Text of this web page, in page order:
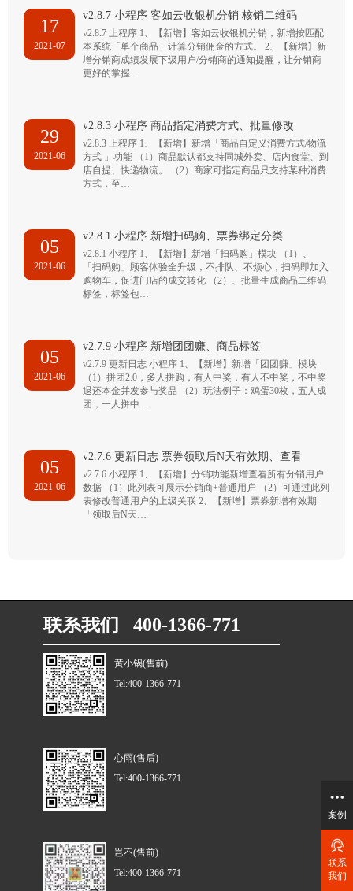
17
2021-07
v2.8.7 小程序 客如云收银机分销 核销二维码
v2.8.7 上程序 1、【新增】客如云收银机分销，新增按匹配
本系统「单个商品」计算分销佣金的方式。 2、【新增】新
增分销商成绩发展下级用户/分销商的通知提醒，让分销商
更好的掌握…
29
2021-06
v2.8.3 小程序 商品指定消费方式、批量修改
v2.8.3 上程序 1、【新增】新增「商品自定义消费方式/物流
方式 」功能 （1）商品默认都支持同城外卖、店内食堂、到
店自提、快递物流。 （2）商家可指定商品只支持某种消费
方式，至…
05
2021-06
v2.8.1 小程序 新增扫码购、票券绑定分类
v2.8.1 小程序 1、【新增】新增「扫码购」模块 （1）、
「扫码购」顾客体验全升级，不排队、不烦心，扫码即加入
购物车，促进门店的成交转化 （2）、批量生成商品二维码
标签，标签包…
05
2021-06
v2.7.9 小程序 新增团团赚、商品标签
v2.7.9 更新日志 小程序 1、【新增】新增「团团赚」模块
（1）拼团2.0，多人拼购，有人中奖，有人不中奖，不中奖
退还本金并发参与奖品 （2）玩法例子：鸡蛋30枚，五人成
团，一人拼中…
05
2021-06
v2.7.6 更新日志 票券领取后N天有效期、查看
v2.7.6 小程序 1、【新增】分销功能新增查看所有分销用户
数据 （1）此列表可展示分销商+普通用户 （2）可通过此列
表修改普通用户的上级关联 2、【新增】票券新增有效期
「领取后N天…
联系我们 400-1366-771
黄小锅(售前)
Tel:400-1366-771
心雨(售后)
Tel:400-1366-771
岂不(售前)
Tel:400-1366-771
案例
联系
我们